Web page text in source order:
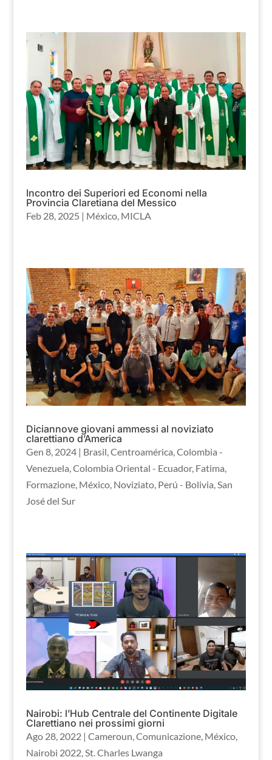
Incontro dei Superiori ed Economi nella
Provincia Claretiana del Messico
Feb 28, 2025 | México, MICLA
Diciannove giovani ammessi al noviziato
clarettiano d’America
Gen 8, 2024| Brasil Centroamérica Colombia -
Venezuela Colombia Oriental - Ecuador, Fatima
Formazione, México, Noviziato, Perú - Bolivia San
José del Sur
Nairobi: l’Hub Centrale del Continente Digitale
Clarettiano nei prossimi giorni
Ago 28, 2022| Cameroun,Comunicazione, México,
Nairobi 2022,St. Charles Lwanga